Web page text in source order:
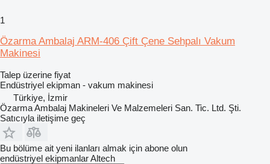
1
Özarma Ambalaj ARM-406 Çift Çene Sehpalı Vakum
Makinesi
Talep üzerine fiyat
Endüstriyel ekipman - vakum makinesi
Türkiye, İzmir
Özarma Ambalaj Makineleri Ve Malzemeleri San. Tic. Ltd. Şti.
Satıcıyla iletişime geç
Bu bölüme ait yeni ilanları almak için abone olun
endüstriyel ekipmanlarAltech